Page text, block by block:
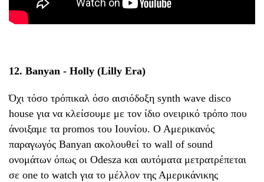
12. Banyan - Holly (Lilly Era)
Όχι τόσο τρόπικαλ όσο αισιόδοξη synth wave disco
house για να κλείσουμε με τον ίδιο ονειρικό τρόπο που
άνοιξαμε τα promos του Ιουνίου. Ο Αμερικανός
παραγωγός Banyan ακολουθεί το wall of sound
ονομάτων όπως οι Odesza και αυτόματα μετρατρέπεται
σε one to watch για το μέλλον της Αμερικάνικης